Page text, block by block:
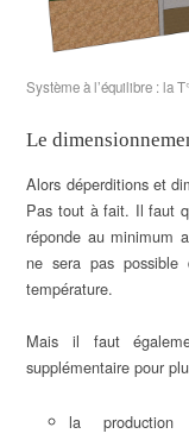
Système à l’équilibre : la
Le
Alors déperditions et
Pas tout à fait. Il faut
réponde au minimum
ne sera pas
température.
Mais il faut
supplémentaire pour
la production